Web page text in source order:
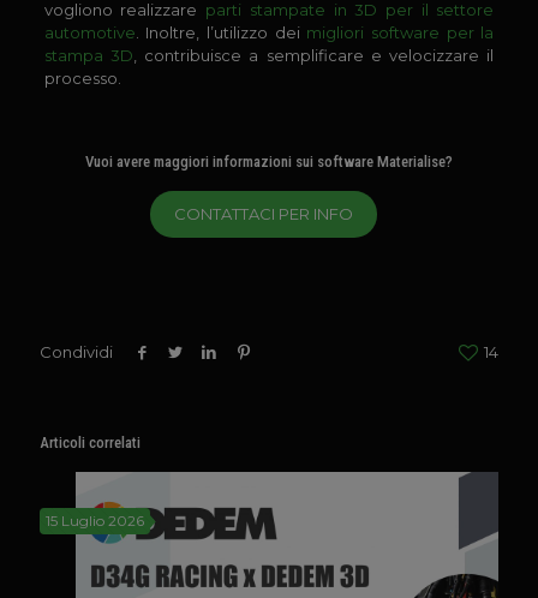
vogliono realizzare parti stampate in 3D per il settore
automotive . Inoltre, l’utilizzo dei migliori software per la
stampa 3D , contribuisce a semplificare e velocizzare il
processo.
Vuoi avere maggiori informazioni sui software Materialise?
CONTATTACI PER INFO
Condividi 14
Articoli correlati
15 Luglio 2026